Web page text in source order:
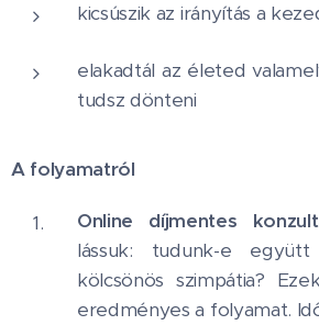
kicsúszik az irányítás a
elakadtál az életed
tudsz dönteni
A folyamatról
Online díjmentes
lássuk: tudunk-e együtt
kölcsönös szimpátia?
eredményes a folyamat.